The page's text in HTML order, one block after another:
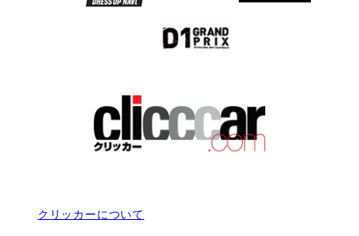
クリッカーについて